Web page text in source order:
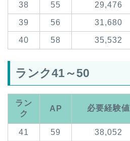
38 55 29,476
39 56 31,680
40 58 35,532
ランク41～50
ラン
ク
AP 必要経験値
41 59 38,052